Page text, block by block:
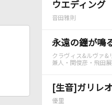
ウエディング
音田雅則
永遠の鐘が鳴
クラヴィス&ルヴァ&
兼人・関俊彦・飛田
[生音]ガリレ
優里